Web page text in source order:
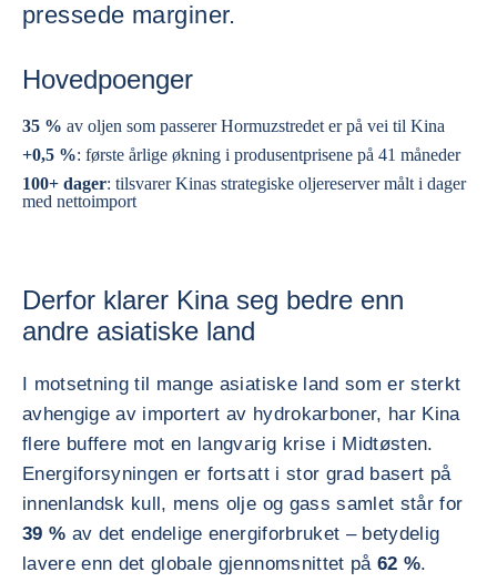
pressede marginer.
Hovedpoenger
35 % av oljen som passerer Hormuzstredet er på vei til Kina
+0,5 %: første årlige økning i produsentprisene på 41 måneder
100+ dager: tilsvarer Kinas strategiske oljereserver målt i dager
med nettoimport
Derfor klarer Kina seg bedre enn
andre asiatiske land
I motsetning til mange asiatiske land som er sterkt
avhengige av importert av hydrokarboner, har Kina
flere buffere mot en langvarig krise i Midtøsten.
Energiforsyningen er fortsatt i stor grad basert på
innenlandsk kull, mens olje og gass samlet står for
39 % av det endelige energiforbruket – betydelig
lavere enn det globale gjennomsnittet på 62 %.